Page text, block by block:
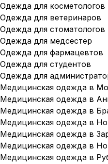
Одежда для косметологов
Одежда для ветеринаров
Одежда для стоматологов
Одежда для медсестер
Одежда для фармацевтов
Одежда для студентов
Одежда для
Медицинская одежда в
Медицинская одежда в
Медицинская одежда в
Медицинская одежда в
Медицинская одежда в
Медицинская одежда в
Медицинская одежда в